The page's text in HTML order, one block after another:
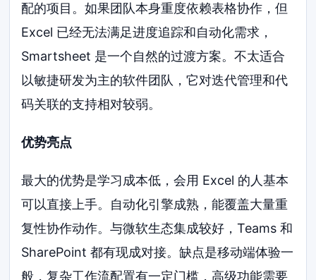
配的项目。如果团队本身重度依赖表格协作，但
Excel 已经无法满足进度追踪和自动化需求，
Smartsheet 是一个自然的过渡方案。不太适合
以敏捷研发为主的软件团队，它对迭代管理和代
码关联的支持相对较弱。
优势亮点
最大的优势是学习成本低，会用 Excel 的人基本
可以直接上手。自动化引擎成熟，能覆盖大量重
复性协作动作。与微软生态集成较好，Teams 和
SharePoint 都有现成对接。缺点是移动端体验一
般，复杂工作流配置有一定门槛，高级功能需要